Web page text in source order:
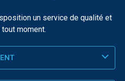
un service de qualité et
moment.